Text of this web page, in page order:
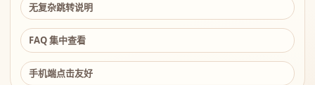
无复杂跳转说明
FAQ 集中查看
手机端点击友好